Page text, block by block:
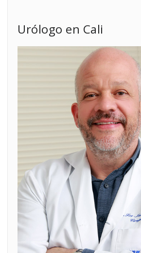
Urólogo en Cali